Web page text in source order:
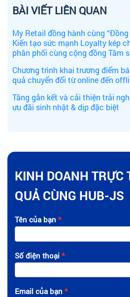
BÀI VIẾT LIÊN QUAN
My Retail đồng hành cùng
Kiến tạo sức mạnh Loyalty kép
phân phối cùng cộng đồng Tâm
Chương trình khai trương điểm
quả chuyển đổi từ online đến
Tăng gắn kết và cải thiện trải
ưu đãi sinh nhật & dịp đặc biệt
KINH DOANH TRỰC
QUẢ CÙNG HUB-JS
Tên của bạn
Số điện thoại
Email của bạn